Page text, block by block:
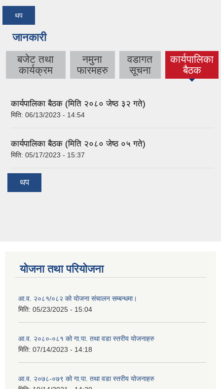
थप
जानकारी
बजेट तथा
कार्यक्रम
नमुना
फारमहरु
वडागत
सूचना
कार्यपालिका
बैठक
(active
tab)
कार्यपालिका बैठक (मिति २०८० जेष्ठ ३२ गते)
मिति: 06/13/2023 - 14:54
कार्यपालिका बैठक (मिति २०८० जेष्ठ ०५ गते)
मिति: 05/17/2023 - 15:37
थप
योजना तथा परियोजना
आ.व. २०८१/०८२ को योजना संचालन सम्बन्धमा।
मिति: 05/23/2025 - 15:04
आ.व. २०८०-०८१ को गा.पा. तथा वडा स्तरीय योजनाहरु
मिति: 07/14/2023 - 14:18
आ.व. २०७८-०७९ को गा.पा. तथा वडा स्तरीय योजनाहरु